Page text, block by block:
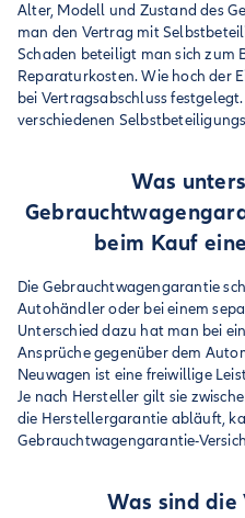
Alter, Modell und Zustand des
man den Vertrag mit
Schaden beteiligt man sich zum
Reparaturkosten. Wie hoch der
bei Vertragsabschluss
verschiedenen
Was
beim Kauf
Die Gebrauchtwagengarantie
Autohändler oder bei einem
Unterschied dazu hat man bei
Ansprüche gegenüber dem
Neuwagen ist eine freiwillige
Je nach Hersteller gilt sie
die Herstellergarantie abläuft,
Gebrauchtwagengarantie-
Was sind